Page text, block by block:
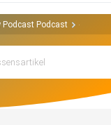
Podcast Podcast #108